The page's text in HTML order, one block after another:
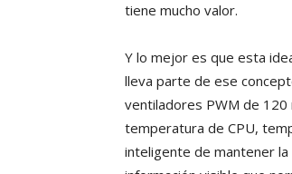
tiene mucho valor.
Y lo mejor es que esta
lleva parte de ese
ventiladores PWM de
temperatura de CPU,
inteligente de mantener